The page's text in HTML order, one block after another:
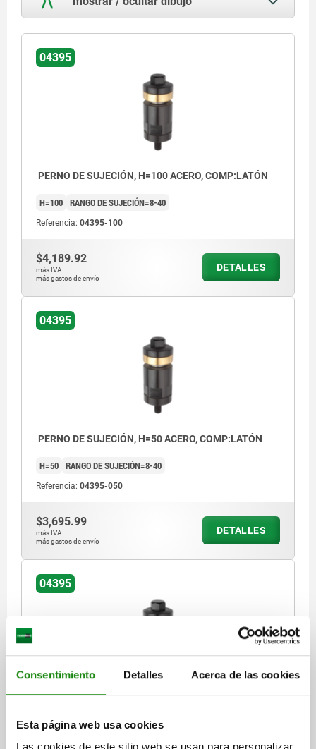
Consentimiento Detalles Acerca de las cookies
Esta página web usa cookies
04395
PERNO DE SUJECIÓN, H=100 ACERO, COMP:LATÓN
H=100 RANGO DE SUJECIÓN=8-40
Referencia: 04395-100
$4,189.92
más IVA.
más gastos de envío
DETALLES
04395
PERNO DE SUJECIÓN, H=50 ACERO, COMP:LATÓN
H=50 RANGO DE SUJECIÓN=8-40
Referencia: 04395-050
$3,695.99
más IVA.
más gastos de envío
DETALLES
04395
RANGO DE SUJECIÓN=40-67